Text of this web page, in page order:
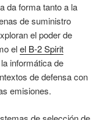
da forma tanto a la
de suministro
el poder de
elel B-2 Spirit
informática de
de defensa con
emisiones.